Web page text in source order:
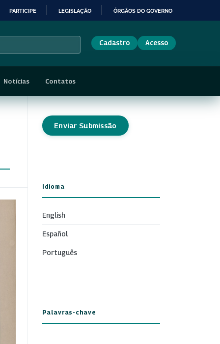
PARTICIPE LEGISLAÇÃO ÓRGÃOS DO GOVERNO
Cadastro Acesso
Notícias Contatos
Enviar Submissão
Idioma
English
Español
Português
Palavras-chave